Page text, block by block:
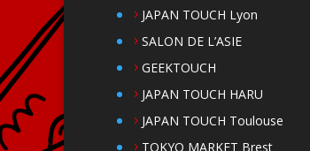
JAPAN TOUCH Lyon
SALON DE L’ASIE
GEEKTOUCH
JAPAN TOUCH HARU
JAPAN TOUCH Toulouse
TOKYO MARKET Brest